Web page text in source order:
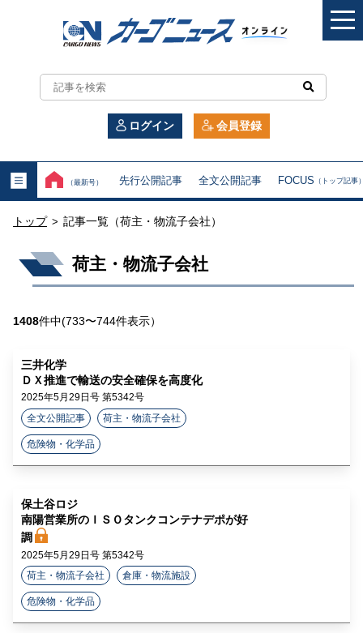
カ
ー
ニ
ュ
ス
ラ
イ
ン
ログイン 会員登録
（最新号） 先行公開記事 全文公開記事 FOCUS （トップ記事
トップ > 記事一覧（荷主・物流子会社）
荷主・物流子会社
1408件中(733〜744件表示）
三井化学
ＤＸ推進で輸送の安全確保を高度化
2025年5月29日号 第5342号
全文公開記事
荷主・物流子会社
危険物・化学品
保土谷ロジ
南陽営業所のＩＳＯタンクコンテナデポが好
調
2025年5月29日号 第5342号
荷主・物流子会社
倉庫・物流施設
危険物・化学品